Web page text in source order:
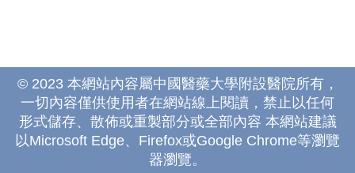
© 2023 本網站內容屬中國醫藥大學附設醫院所有，
一切內容僅供使用者在網站線上閱讀，禁止以任何
形式儲存、散佈或重製部分或全部內容 本網站建議
以Microsoft Edge、Firefox或Google Chrome等瀏覽
器瀏覽。